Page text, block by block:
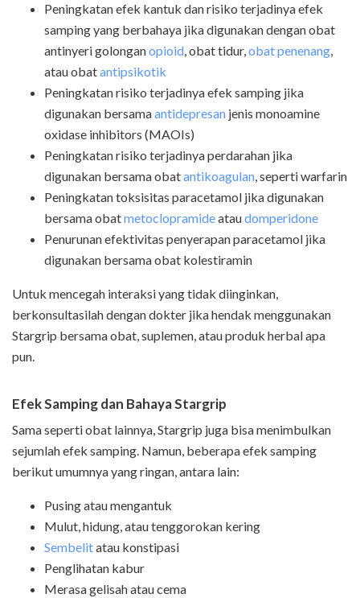
Peningkatan efek kantuk dan risiko terjadinya efek
samping yang berbahaya jika digunakan dengan obat
antinyeri golonganopioid, obat tidur,obat penenang,
atau obatantipsikotik
Peningkatan risiko terjadinya efek samping jika
digunakan bersamaantidepresan jenis monoamine
oxidase inhibitors (MAOIs)
Peningkatan risiko terjadinya perdarahan jika
digunakan bersama obatantikoagulan, seperti warfarin
Peningkatan toksisitas paracetamol jika digunakan
bersama obatmetoclopramideataudomperidone
Penurunan efektivitas penyerapan paracetamol jika
digunakan bersama obat kolestiramin
Untuk mencegah interaksi yang tidak diinginkan,
berkonsultasilah dengan dokter jika hendak menggunakan
Stargrip bersama obat, suplemen, atau produk herbal apa
pun.
Efek Samping dan Bahaya Stargrip
Sama seperti obat lainnya, Stargrip juga bisa menimbulkan
sejumlah efek samping. Namun, beberapa efek samping
berikut umumnya yang ringan, antara lain:
Pusing atau mengantuk
Mulut, hidung, atau tenggorokan kering
Sembelitatau konstipasi
Penglihatan kabur
Merasa gelisah atau cema